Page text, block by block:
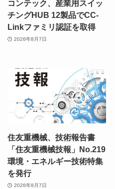
コンテック、産業用スイッ
チングHUB 12製品でCC-
Linkファミリ認証を取得
2026年8月7日
住友重機械、技術報告書
「住友重機械技報」No.219
環境・エネルギー技術特集
を発行
2026年8月7日